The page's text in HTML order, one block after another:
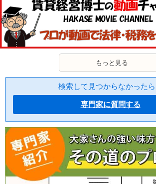
もっと見る
検索して見つからなかった
専門家に質問する